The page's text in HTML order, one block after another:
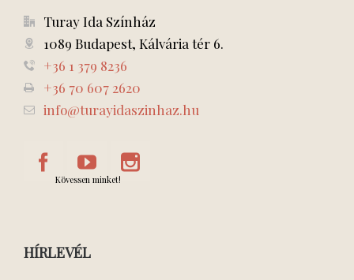
Turay Ida Színház
1089 Budapest, Kálvária tér 6.
+36 1 379 8236
+36 70 607 2620
info@turayidaszinhaz.hu
Kövessen minket!
HÍRLEVÉL